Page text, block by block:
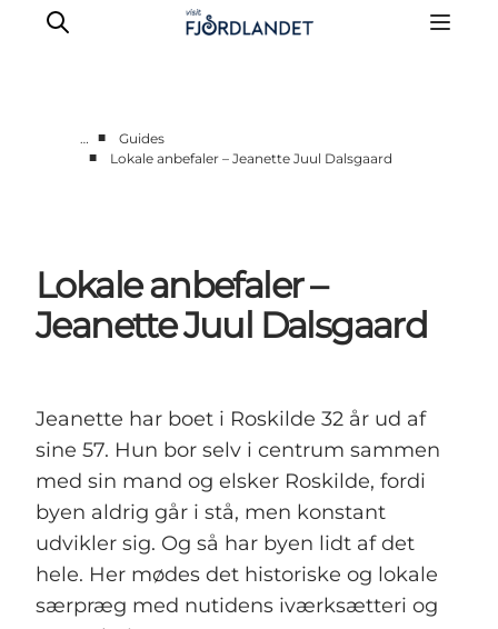
Overnatning
Oplevelser
… ■
Guides
■
Lokale anbefaler – Jeanette Juul Dalsgaard
Lokale anbefaler –
Jeanette Juul Dalsgaard
Jeanette har boet i Roskilde 32 år ud af
sine 57. Hun bor selv i centrum sammen
med sin mand og elsker Roskilde, fordi
byen aldrig går i stå, men konstant
udvikler sig. Og så har byen lidt af det
hele. Her mødes det historiske og lokale
særpræg med nutidens iværksætteri og